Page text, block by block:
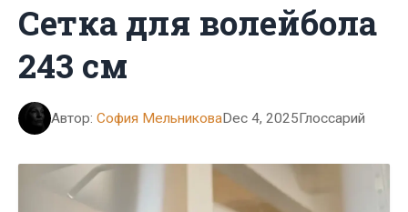
Сетка для волейбола
243 см
Автор: София МельниковаDec 4, 2025Глоссарий